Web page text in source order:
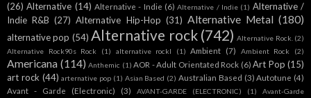
(26) Alternative (14) Alternative - Indie (6) Alternative / Indie (1) Alternative /
Indie R&B (27) Alternative Hip-Hop (31) Alternative Metal (180)
alternative pop (54) Alternative rock (742) Alternative Rock. (2)
Alternative Rock90s Rock
(1) alternative rockl (1) Ambient (7) Ambient Rock (2)
Americana (114) Anthemic (1) AOR - Adult Orientated Rock (6) Art Pop (15)
art rock (44) arternative pop (1) Asian Based (2) Australian Based (3) Autotune (4)
Avant - Garde (Electronic)
(3) AVANT-GARDE (ELECTRONIC) (1)
Avant-Garde